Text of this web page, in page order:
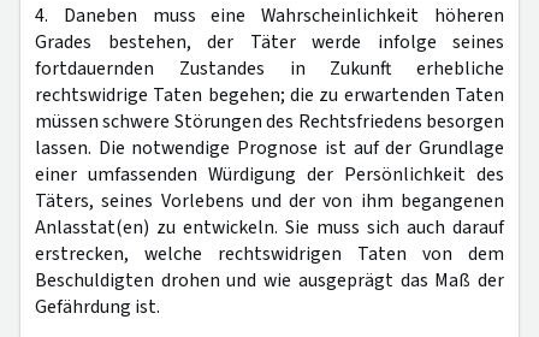
4. Daneben muss eine Wahrscheinlichkeit höheren
Grades bestehen, der Täter werde infolge seines
fortdauernden Zustandes in Zukunft erhebliche
rechtswidrige Taten begehen; die zu erwartenden Taten
müssen schwere Störungen des Rechtsfriedens besorgen
lassen. Die notwendige Prognose ist auf der Grundlage
einer umfassenden Würdigung der Persönlichkeit des
Täters, seines Vorlebens und der von ihm begangenen
Anlasstat(en) zu entwickeln. Sie muss sich auch darauf
erstrecken, welche rechtswidrigen Taten von dem
Beschuldigten drohen und wie ausgeprägt das Maß der
Gefährdung ist.